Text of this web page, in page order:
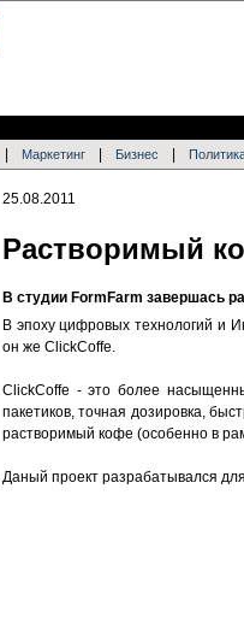
Маркетинг Бизнес
25.08.2011
Растворимый
В студии FormFarm завершась
В эпоху цифровых технологий и
он же ClickCoffe.
ClickCoffe - это более
пакетиков, точная дозировка,
растворимый кофе (особенно в
Даный проект разрабатывался